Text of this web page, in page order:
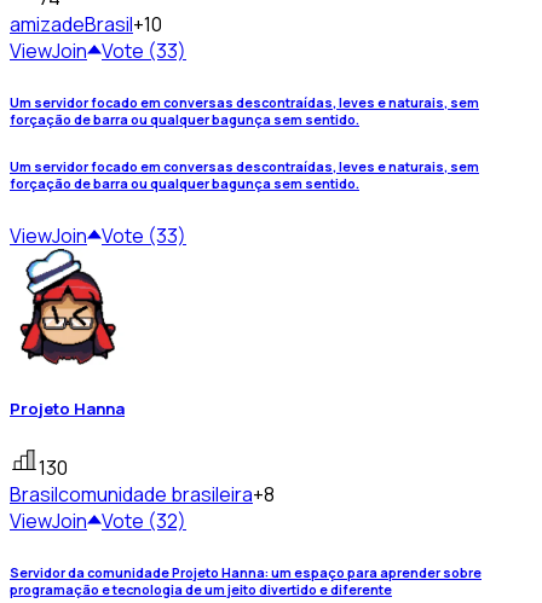
amizadeBrasil+10
ViewJoin Vote (33)
Um servidor focado em conversas descontraídas, leves e naturais, sem
forçação de barra ou qualquer bagunça sem sentido.
Um servidor focado em conversas descontraídas, leves e naturais, sem
forçação de barra ou qualquer bagunça sem sentido.
ViewJoin Vote (33)
Projeto Hanna
130
Brasilcomunidade brasileira+8
ViewJoin Vote (32)
Servidor da comunidade Projeto Hanna: um espaço para aprender sobre
programação e tecnologia de um jeito divertido e diferente